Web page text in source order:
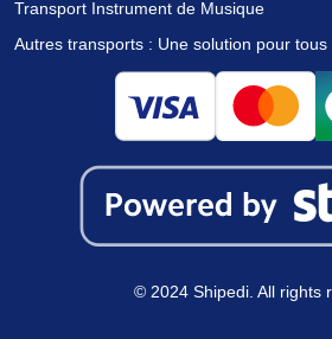
Nous utilisons des cookies pour vous
expérience sur notre site.
les désactiver dansparamètres .
Transport Instrument de Musique
Autres transports : Une solution pour
© 2024 Shipedi. All rights